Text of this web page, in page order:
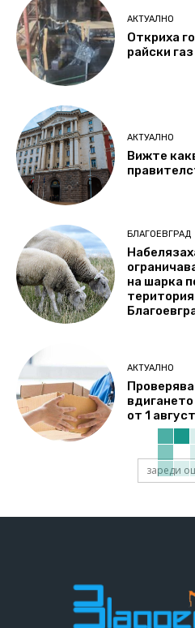
АКТУАЛНО
Откриха
райски
АКТУАЛНО
Вижте
БЛАГОЕВГРАД
на шарка
АКТУАЛНО
от 1 август
зареди